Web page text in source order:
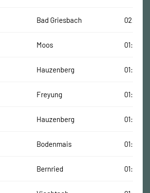
Bad Griesbach
Moos
Hauzenberg
Freyung
Hauzenberg
Bodenmais
Bernried